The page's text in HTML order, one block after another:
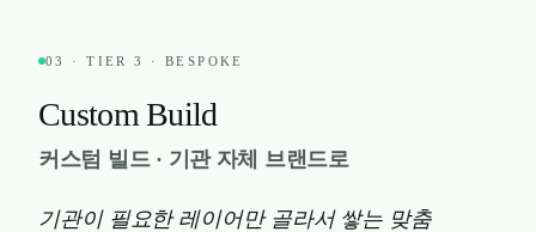
03 · TIER 3 · BESPOKE
Custom Build
커스텀 빌드 · 기관 자체 브랜드로
기관이 필요한 레이어만 골라서 쌓는 맞춤